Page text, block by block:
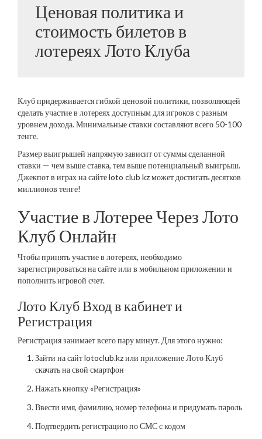
Ценовая политика и
стоимость билетов в
лотереях Лото Клуба
Клуб придерживается гибкой ценовой политики, позволяющей
сделать участие в лотереях доступным для игроков с разным
уровнем дохода. Минимальные ставки составляют всего 50-100
тенге.
Размер выигрышей напрямую зависит от суммы сделанной
ставки — чем выше ставка, тем выше потенциальный выигрыш.
Джекпот в играх на сайте loto club kz может достигать десятков
миллионов тенге!
Участие в Лотерее Через Лото
Клуб Онлайн
Чтобы принять участие в лотереях, необходимо
зарегистрироваться на сайте или в мобильном приложении и
пополнить игровой счет.
Лото Клуб Вход в кабинет и
Регистрация
Регистрация занимает всего пару минут. Для этого нужно:
Зайти на сайт lotoclub.kz или приложение Лото Клуб
скачать на свой смартфон
Нажать кнопку «Регистрация»
Ввести имя, фамилию, номер телефона и придумать пароль
Подтвердить регистрацию по СМС с кодом